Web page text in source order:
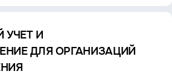
УЧЕТ И
ДЛЯ ОРГАНИЗАЦИЙ